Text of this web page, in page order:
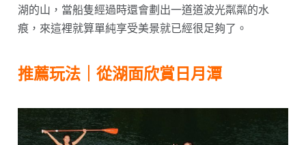
湖的山，當船隻經過時還會劃出一道道波光粼粼的水
痕，來這裡就算單純享受美景就已經很足夠了。
推薦玩法｜從湖面欣賞日月潭